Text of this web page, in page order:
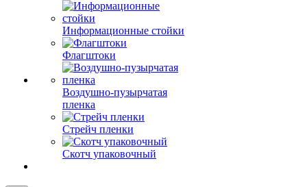
Информационные стойки
Флагштоки
Воздушно-пузырчатая
пленка
Стрейч пленки
Скотч упаковочный